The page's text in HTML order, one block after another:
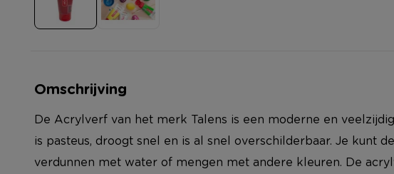
Omschrijving
De Acrylverf van het merk Talens is een moderne en
is pasteus, droogt snel en is al snel overschilderbaar. Je kunt
verdunnen met water of mengen met andere kleuren. De